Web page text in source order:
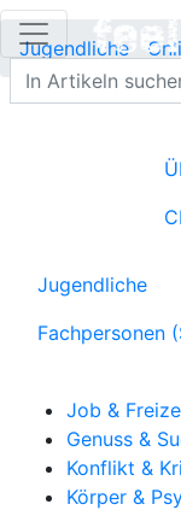
Jugendliche
Jugendliche
Fachpersonen
Job &
Genuss &
Konflikt &
Körper &